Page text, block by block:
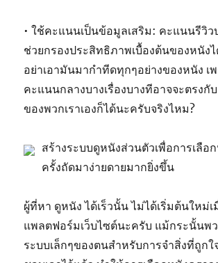
• ใช้คะแนนเป็นข้อมูลเสริม: คะแนนรีวิว
ช่วยกรองประสิทธิภาพเบื้องต้นของหนัง
อย่าเอามันมากำทีดทุกๆอย่างของหนัง เ
คะแนนกลางบางเรื่องบางทีอาจจะตรงกั
ของพวกเราเองก็ได้นะครับจริงไหม?
สร้างระบบดูหนังส่วนตัวเพื่อการเลือ
ครั้งถัดมาง่ายดายมากยิ่งขึ้น
ผู้ที่หา ดูหนัง ได้เร็วนั้น ไม่ได้เริ่มต้นใหม่
แพลตฟอร์มเว็บไซต์นะครับ แม้กระนั้นพ
ระบบเล็กๆของตนสำหรับการจำสิ่งที่ถูกใ